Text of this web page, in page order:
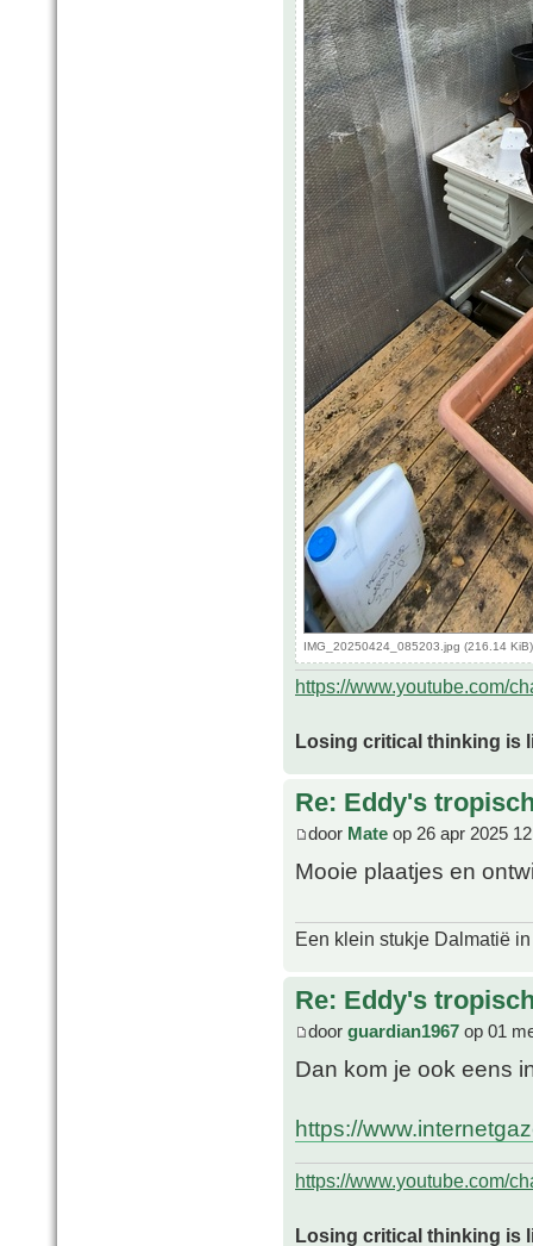
IMG_20250424_085203.jpg (216.14
https://www.youtube.com/
Losing critical thinking is
Re: Eddy's
door Mate op 26 apr 2025
Mooie plaatjes en
Een klein stukje Dalmatië
Re: Eddy's
door guardian1967 op 01
Dan kom je ook eens
https://
https://www.youtube.com/
Losing critical thinking is